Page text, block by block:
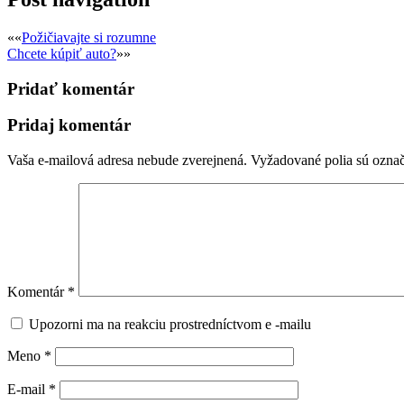
««Požičiavajte si rozumne
Chcete kúpiť auto?»»
Pridať komentár
Pridaj komentár
Vaša e-mailová adresa nebude zverejnená. Vyžadované polia sú
Komentár *
Upozorni ma na reakciu prostredníctvom e -mailu
Meno *
E-mail *